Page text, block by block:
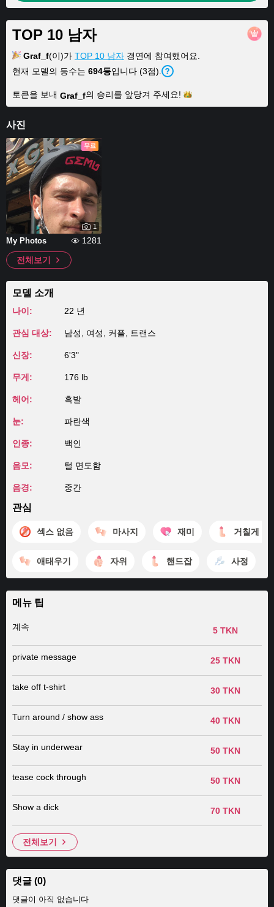
TOP 10 남자
Graf_f(이)가 TOP 10 남자 경연에 참여했어요.
현재 모델의 등수는 694등입니다 (3점).
토큰을 보내 Graf_f의 승리를 앞당겨 주세요!
사진
무료
1
My Photos
1281
전체보기
모델 소개
나이: 22 년
관심 대상: 남성, 여성, 커플, 트랜스
신장: 6'3"
무게: 176 lb
헤어: 흑발
눈: 파란색
인종: 백인
음모: 털 면도함
음경: 중간
관심
섹스 없음 마사지 재미 거칠게 만
애태우기 자위 핸드잡 사정
메뉴 팁
계속 5 TKN
private message 25 TKN
take off t-shirt 30 TKN
Turn around / show ass 40 TKN
Stay in underwear 50 TKN
tease cock through 50 TKN
Show a dick 70 TKN
전체보기
댓글 (0)
댓글이 아직 없습니다